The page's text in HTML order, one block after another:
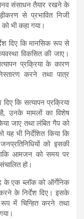
संसाधन तैयार रखने के
से प्रभावित निजी
भी कहा गया।
दिए कि मानसिक रूप से
विकसित की जाए।
प्रक्रिया के कारण
करने तथा पात्र
दिए कि सत्यापन प्रक्रिया
उनके मामलों का विशेष
जाए तथा लंबित गैप को
यह भी निर्देशित किया कि
को इसकी
आमजन को समय पर
हो।
के एक ब्लॉक को ऑर्गेनिक
के निर्देश दिए। इसके
में चिन्हित करने तथा